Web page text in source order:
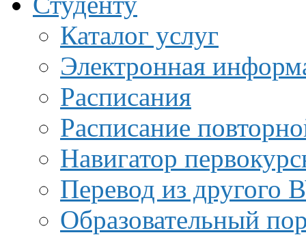
Каталог услуг
Электронная
Расписания
Расписание
Навигатор
Перевод из другого
Образовательный